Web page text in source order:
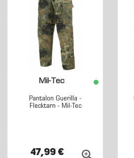
Mil-Tec
Pantalon Guerilla -
Flecktarn - Mil-Tec
47,99 €